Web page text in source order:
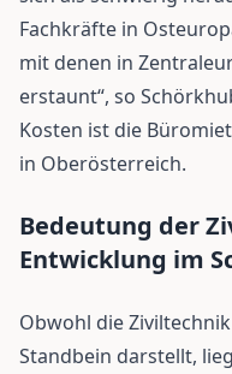
Fachkräfte in
mit denen in
erstaunt“, so
Kosten ist die
in Oberösterreich.
Bedeutung der
Entwicklung im
Obwohl die
Standbein darstellt,